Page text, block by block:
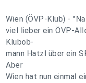
Wien (ÖVP-Klub) -
viel lieber ein ÖVP-
Klubob-
mann Hatzl über ein
Aber
Wien hat nun einmal